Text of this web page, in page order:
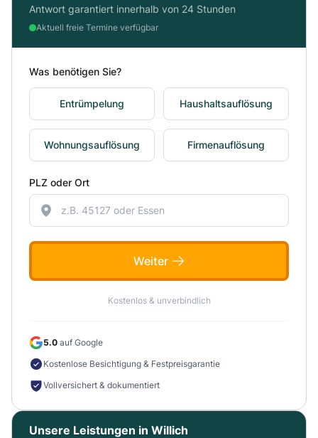
Antwort garantiert innerhalb von 24 Stunden
Aktuell freie Termine verfügbar
Was benötigen Sie?
Entrümpelung Haushaltsauflösung
Wohnungsauflösung Firmenauflösung
PLZ oder Ort
Weiter
Kostenlos & unverbindlich
5.0 auf Google
Kostenlose Besichtigung & Festpreisgarantie
Vollversichert & dokumentiert
Unsere Leistungen in Willich